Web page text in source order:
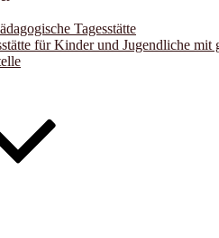
Tagesstätte
für Kinder und Jugendliche mit